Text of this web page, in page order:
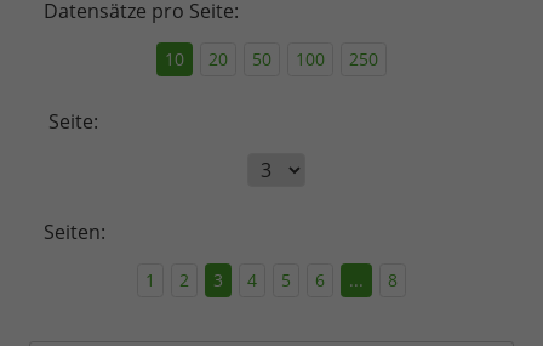
Datensätze pro Seite:
10 20 50 100 250
Seite:
Seiten:
1 2 3 4 5 6 ... 8